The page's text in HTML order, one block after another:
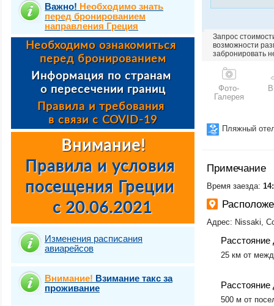
Важно! Необходимо знать
перед бронированием
направления Греция
Изменения расписания
авиарейсов
Внимание! Взимание такс за
проживание
Запрос
возможности
забронировать
Фото-
Галерея
Пляжный
Примечание
Время заезда:
Адрес: Nissaki,
Расстояние
25 км от
Расстояние
500 м от